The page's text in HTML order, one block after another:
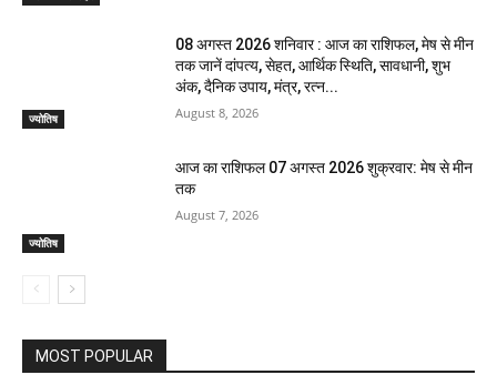
ज्योतिष
08 अगस्त 2026 शनिवार : आज का राशिफल, मेष से मीन
तक जानें दांपत्य, सेहत, आर्थिक स्थिति, सावधानी, शुभ
अंक, दैनिक उपाय, मंत्र, रत्न...
August 8, 2026
ज्योतिष
आज का राशिफल 07 अगस्त 2026 शुक्रवार: मेष से मीन
तक
August 7, 2026
MOST POPULAR